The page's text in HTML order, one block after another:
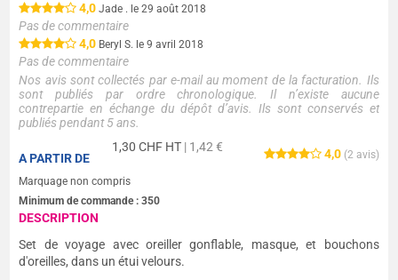
4,0Jade . le 29 août 2018
Pas de commentaire
4,0 Beryl S. le 9 avril 2018
Pas de commentaire
Nos avis sont collectés par e-mail au moment de la facturation. Ils
sont publiés par ordre chronologique. Il n’existe aucune
contrepartie en échange du dépôt d’avis. Ils sont conservés et
publiés pendant 5 ans.
4,0 (2 avis)
1,30CHF HT | 1,42 €
A PARTIR DE
Marquage non compris
Minimum de commande :350
DESCRIPTION
Set de voyage avec oreiller gonflable, masque, et bouchons
d'oreilles, dans un étui velours.